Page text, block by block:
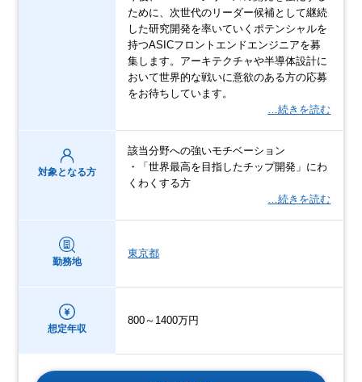
ために、次世代のリーダー候補として継続
した研究開発を率いていくポテンシャルを
持つASICフロントエンドエンジニアを募
集します。アーキテクチャや半導体設計に
おいて世界的な戦いに意欲のある方の応募
をお待ちしています。
…続きを読む
対象となる方
該当分野への強いモチベーション
・「世界最高を目指したチップ開発」にわ
くわくする方
…続きを読む
勤務地
東京都
想定年収
800～1400万円